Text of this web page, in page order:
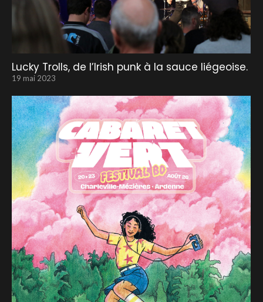
Lucky Trolls, de l’Irish punk à la sauce liégeoise.
19 mai 2023